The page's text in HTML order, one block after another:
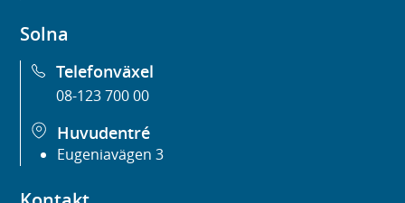
Solna
Telefonväxel
08-123 700 00
Huvudentré
Eugeniavägen 3